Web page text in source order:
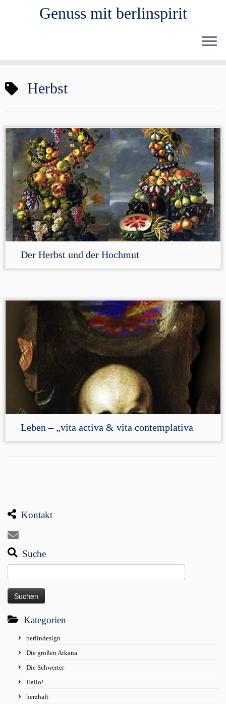
Inhalt
Genuss mit berlinspirit
Herbst
Der Herbst und der Hochmut
Leben – „vita activa & vita contemplativa
Kontakt
Suche
nach:
Kategorien
berlindesign
Die großen Arkana
Die Schwerter
Hallo!
herzhaft